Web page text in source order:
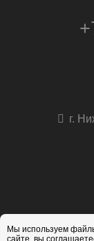
г.
Мы используем
сайте, вы